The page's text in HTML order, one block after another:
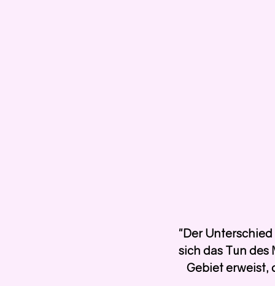
"Der
sich das Tun
Gebiet erweist,